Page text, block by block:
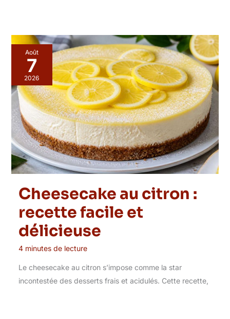
Août
7
2026
Cheesecake au citron :
recette facile et
délicieuse
4 minutes de lecture
Le cheesecake au citron s’impose comme la star
incontestée des desserts frais et acidulés. Cette recette,